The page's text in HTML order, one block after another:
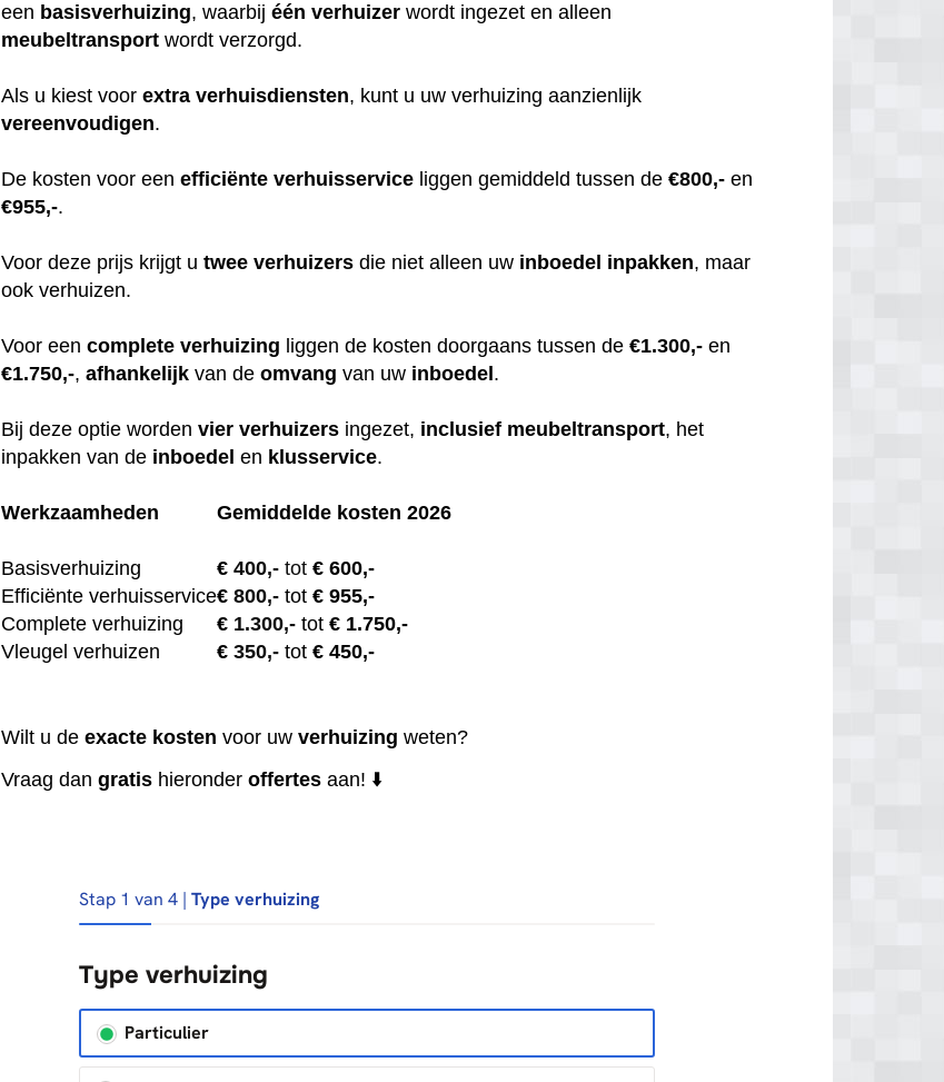
een basisverhuizing, waarbijéén verhuizer wordt ingezet en alleen
meubeltransport wordt verzorgd.
Als u kiest voorextra verhuisdiensten, kunt u uw verhuizing aanzienlijk
vereenvoudigen.
De kosten voor eenefficiënte verhuisservice liggen gemiddeld tussen de€800,- en
€955,-.
Voor deze prijs krijgt utwee verhuizers die niet alleen uw inboedel inpakken, maar
ook verhuizen.
Voor eencomplete verhuizing liggen de kosten doorgaans tussen de€1.300,- en
€1.750,-,afhankelijk van deomvang van uw inboedel .
Bij deze optie wordenvier verhuizers ingezet, inclusief meubeltransport, het
inpakken van de inboedel en klusservice.
Werkzaamheden Gemiddelde kosten 2026
Basisverhuizing €400,- tot € 600,-
Efficiënte verhuisservice€800,- tot€ 955,-
Complete verhuizing
€ 1.300,- tot€ 1.750,-
Vleugel verhuizen
€350,- tot€ 450,-
Wilt u deexacte kosten voor uwverhuizing weten?
Vraag dangratis hieronderoffertes aan! ⬇️